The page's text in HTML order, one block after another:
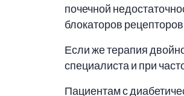
почечной
блокаторов
Если же терапия
специалиста и при
Пациентам с